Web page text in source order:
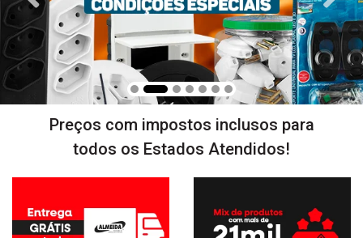
Preços com impostos inclusos para
todos os Estados Atendidos!